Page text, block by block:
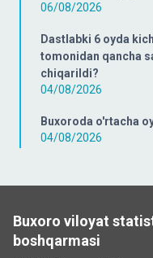
06/08/2026
Dastlabki 6 oyda
tomonidan qancha
chiqarildi?
04/08/2026
Buxoroda o'rtacha
04/08/2026
Buxoro viloyat
boshqarmasi